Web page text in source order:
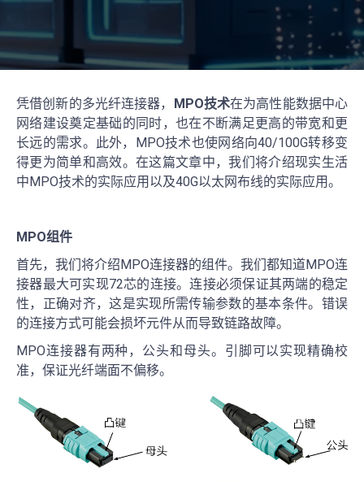
凭借创新的多光纤连接器， MPO技术在为高性能数据中心
网络建设奠定基础的同时，也在不断满足更高的带宽和更
长远的需求。此外，MPO技术也使网络向40/100G转移变
得更为简单和高效。在这篇文章中，我们将介绍现实生活
中MPO技术的实际应用以及40G以太网布线的实际应用。
MPO组件
首先，我们将介绍MPO连接器的组件。我们都知道MPO连
接器最大可实现72芯的连接。连接必须保证其两端的稳定
性，正确对齐，这是实现所需传输参数的基本条件。错误
的连接方式可能会损坏元件从而导致链路故障。
MPO连接器有两种，公头和母头。引脚可以实现精确校
准，保证光纤端面不偏移。